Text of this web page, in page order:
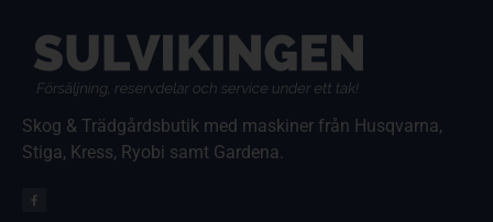
Skog & Trädgårdsbutik med maskiner från Husqvarna,
Stiga, Kress, Ryobi samt Gardena.